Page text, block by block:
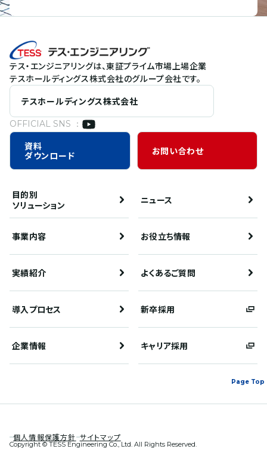
テス・エンジニアリングは、東証プライム市場上場企業
テスホールディングス株式会社のグループ会社です。
テスホールディングス株式会社
OFFICIAL SNS ：
資料
ダウンロード
お問い合わせ
目的別
ソリューション
ニュース
事業内容 お役立ち情報
実績紹介 よくあるご質問
導入プロセス 新卒採用
企業情報 キャリア採用
Page Top
個人情報保護方針 サイトマップ
Copyright © TESS Engineering Co., Ltd. All Rights Reserved.